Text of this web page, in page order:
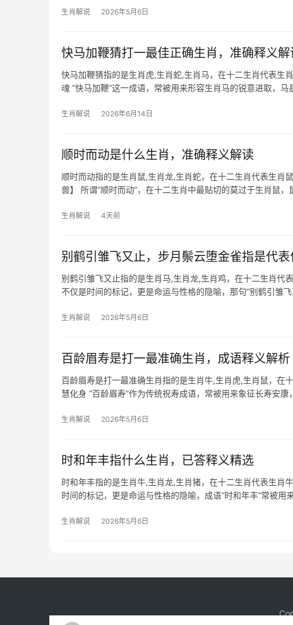
生肖解说 2026年5月6日
快马加鞭猜打一最佳正确生肖，准确释义解
快马加鞭猜指的是生肖虎,生肖蛇,生肖马，在十二生肖代表生
魂 “快马加鞭”这一成语，常被用来形容生肖马的锐意进取，
生肖解说 2026年6月14日
顺时而动是什么生肖，准确释义解读
顺时而动指的是生肖鼠,生肖龙,生肖蛇，在十二生肖代表生肖
兽】 所谓“顺时而动”，在十二生肖中最贴切的莫过于生肖鼠
生肖解说 4天前
别鹤引雏飞又止，步月鬃云堕金雀指是代
别鹤引雏飞又止指的是生肖马,生肖龙,生肖鸡，在十二生肖代
不仅是时间的标记，更是命运与性格的隐喻，那句“别鹤引雏
生肖解说 2026年5月6日
百龄眉寿是打一最准确生肖，成语释义解析
百龄眉寿是打一最准确生肖指的是生肖牛,生肖虎,生肖鼠，在
慧化身 “百龄眉寿”作为传统祝寿成语，常被用来象征长寿安
生肖解说 2026年5月6日
时和年丰指什么生肖，已答释义精选
时和年丰指的是生肖牛,生肖龙,生肖猪，在十二生肖代表生肖
时间的标记，更是命运与性格的隐喻，成语“时和年丰”常被
生肖解说 2026年5月6日